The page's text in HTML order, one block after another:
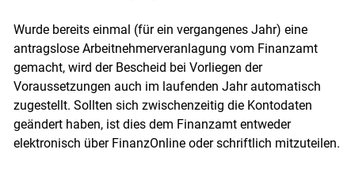
Wurde bereits einmal (für ein vergangenes Jahr) eine
antragslose Arbeitnehmerveranlagung vom Finanzamt
gemacht, wird der Bescheid bei Vorliegen der
Voraussetzungen auch im laufenden Jahr automatisch
zugestellt. Sollten sich zwischenzeitig die Kontodaten
geändert haben, ist dies dem Finanzamt entweder
elektronisch über FinanzOnline oder schriftlich mitzuteilen.